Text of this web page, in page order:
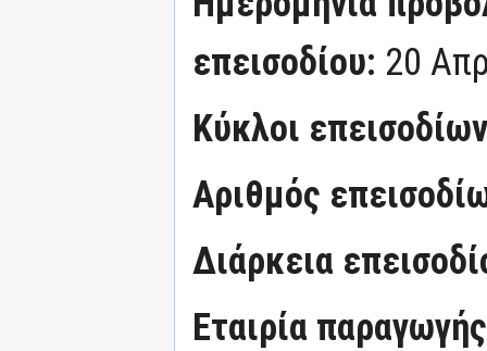
επεισοδίου: 20
Κύκλοι
Αριθμός
Διάρκεια
Εταιρία